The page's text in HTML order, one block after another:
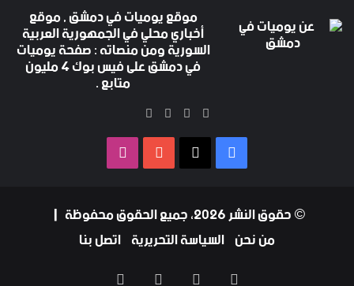
موقع يوميات في دمشق , موقع
أخباري محلي في الجمهورية العربية
السورية ومن منصاته : صفحة يوميات
في دمشق على فيس بوك 4 مليون متابع .
فيسبوك
‫X
‫YouTube
فيسبوك ‫YouTube
© حقوق النشر 2026، جميع الحقوق محفوظة |
من نحن السياسة التحريرية اتصل بنا
فيسبوك
‫YouTube